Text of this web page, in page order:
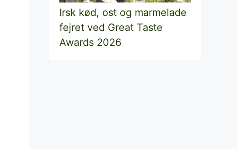
Irsk kød, ost og marmelade
fejret ved Great Taste
Awards 2026